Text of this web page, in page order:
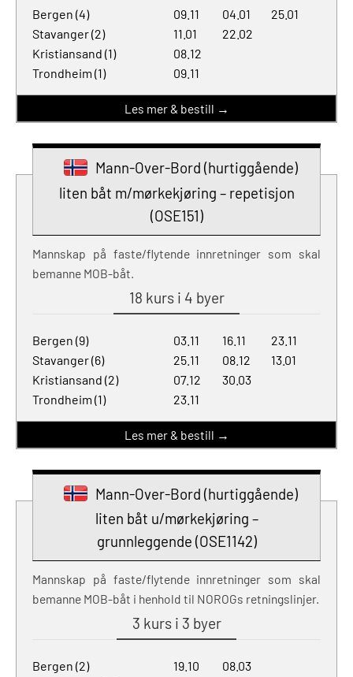
Bergen (4) 09.11 04.01
25.01
Stavanger (2)
11.01
22.02
Kristiansand (1)
08.12
Trondheim (1)
09.11
Les mer & bestill →
Mann-Over-Bord (hurtiggående)
liten båt m/mørkekjøring – repetisjon
(OSE151)
Mannskap på faste/flytende innretninger som skal
bemanne MOB-båt.
18 kurs i 4 byer
Bergen (9) 03.11 16.11
23.11
Stavanger (6)
25.11 08.12
13.01
Kristiansand (2)
07.12
30.03
Trondheim (1)
23.11
Les mer & bestill →
Mann-Over-Bord (hurtiggående)
liten båt u/mørkekjøring –
grunnleggende (OSE1142)
Mannskap på faste/flytende innretninger som skal
bemanne MOB-båt i henhold til NOROGs retningslinjer.
3 kurs i 3 byer
Bergen (2) 19.10
08.03